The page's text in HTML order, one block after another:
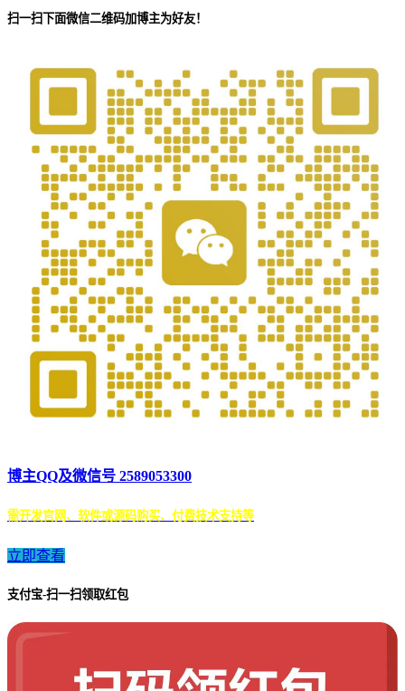
扫一扫下面微信二维码加博主为好友！
博主QQ及微信号 2589053300
需开发官网、软件或源码购买、付费技术支持等
立即查看
支付宝-扫一扫领取红包